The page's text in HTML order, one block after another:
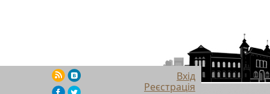
Вхід
Реєстрація